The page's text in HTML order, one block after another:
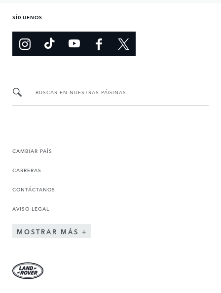
SÍGUENOS
BUSCAR EN NUESTRAS PÁGINAS
CAMBIAR PAÍS
CARRERAS
CONTÁCTANOS
AVISO LEGAL
MOSTRAR MÁS